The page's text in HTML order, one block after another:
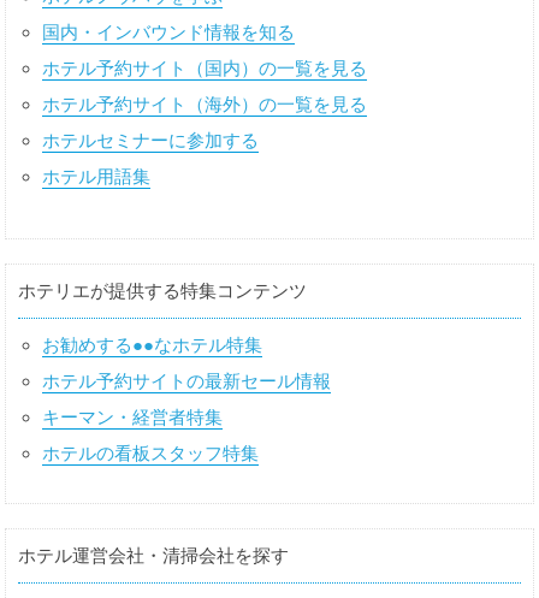
国内・インバウンド情報を知る
ホテル予約サイト（国内）の一覧を見る
ホテル予約サイト（海外）の一覧を見る
ホテルセミナーに参加する
ホテル用語集
ホテリエが提供する特集コンテンツ
お勧めする●●なホテル特集
ホテル予約サイトの最新セール情報
キーマン・経営者特集
ホテルの看板スタッフ特集
ホテル運営会社・清掃会社を探す